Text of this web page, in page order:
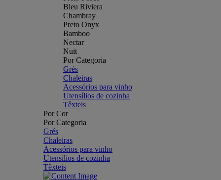
Bleu Riviera
Chambray
Preto Onyx
Bamboo
Nectar
Nuit
Por Categoria
Grés
Chaleiras
Acessórios para vinho
Utensílios de cozinha
Têxteis
Por Cor
Por Categoria
Grés
Chaleiras
Acessórios para vinho
Utensílios de cozinha
Têxteis